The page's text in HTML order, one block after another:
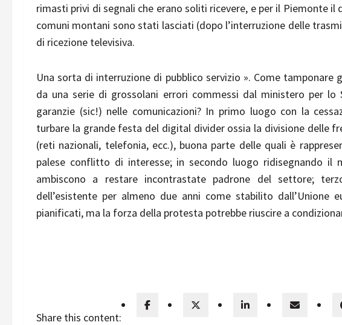
rimasti privi di segnali che erano soliti ricevere, e per il Piemonte il
comuni montani sono stati lasciati (dopo l’interruzione delle
di ricezione televisiva.
Una sorta di interruzione di pubblico servizio ». Come
da una serie di grossolani errori commessi dal ministero per lo
garanzie (sic!) nelle comunicazioni? In primo luogo con la
turbare la grande festa del digital divider ossia la divisione delle
(reti nazionali, telefonia, ecc.), buona parte delle quali è
palese conflitto di interesse; in secondo luogo ridisegnando il
ambiscono a restare incontrastate padrone del settore;
dell’esistente per almeno due anni come stabilito dall’Unione
pianificati, ma la forza della protesta potrebbe riuscire a
Share this content: